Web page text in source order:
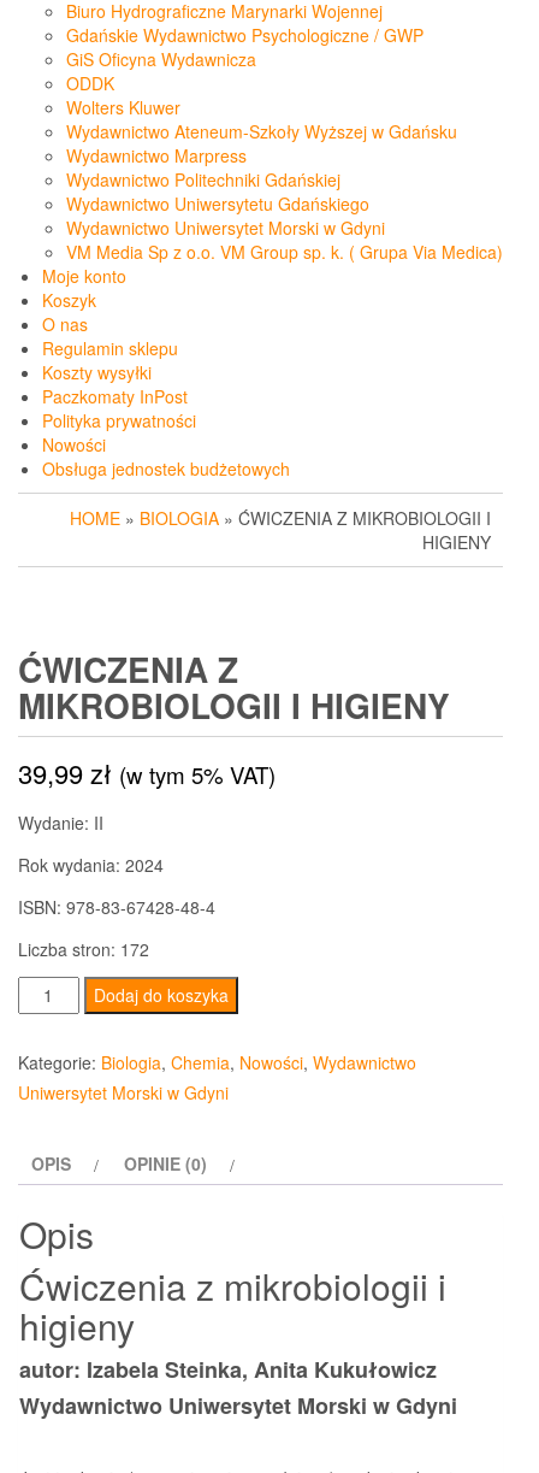
Biuro Hydrograficzne Marynarki Wojennej
Gdańskie Wydawnictwo Psychologiczne / GWP
GiS Oficyna Wydawnicza
ODDK
Wolters Kluwer
Wydawnictwo Ateneum-Szkoły Wyższej w Gdańsku
Wydawnictwo Marpress
Wydawnictwo Politechniki Gdańskiej
Wydawnictwo Uniwersytetu Gdańskiego
Wydawnictwo Uniwersytet Morski w Gdyni
VM Media Sp z o.o. VM Group sp. k. ( Grupa Via Medica)
Moje konto
Koszyk
O nas
Regulamin sklepu
Koszty wysyłki
Paczkomaty InPost
Polityka prywatności
Nowości
Obsługa jednostek budżetowych
HOME » BIOLOGIA » ĆWICZENIA Z MIKROBIOLOGII I
HIGIENY
ĆWICZENIA Z
MIKROBIOLOGII I HIGIENY
39,99zł (w tym 5% VAT)
Wydanie: II
Rok wydania: 2024
ISBN: 978-83-67428-48-4
Liczba stron: 172
ilość
Ćwiczenia
z
mikrobiologii
Dodaj do koszyka
Kategorie: Biologia, Chemia, Nowości, Wydawnictwo
Uniwersytet Morski w Gdyni
OPIS OPINIE (0)
Opis
Ćwiczenia z mikrobiologii i
higieny
autor: Izabela Steinka, Anita Kukułowicz
Wydawnictwo Uniwersytet Morski w Gdyni